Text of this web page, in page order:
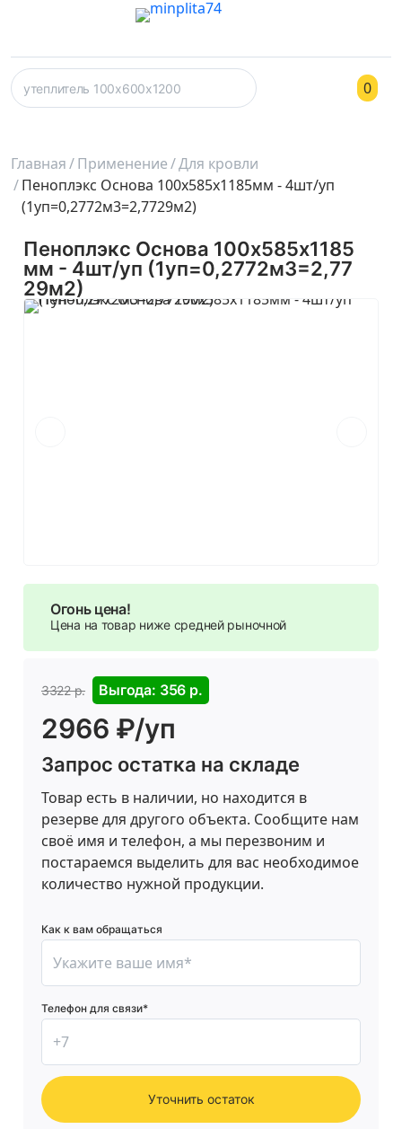
0
Главная Применение Для кровли
Пеноплэкс Основа 100х585х1185мм - 4шт/уп
(1уп=0,2772м3=2,7729м2)
Пеноплэкс Основа 100х585х1185
мм - 4шт/уп (1уп=0,2772м3=2,77
29м2)
Огонь цена!
Цена на товар ниже средней рыночной
3322 р. Выгода: 356 р.
2966 ₽/уп
Запрос остатка на складе
Товар есть в наличии, но находится в
резерве для другого объекта. Сообщите нам
своё имя и телефон, а мы перезвоним и
постараемся выделить для вас необходимое
количество нужной продукции.
Как к вам обращаться
Телефон для связи*
Уточнить остаток